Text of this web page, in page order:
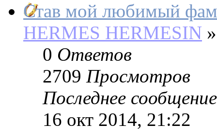
Став мой любимый
HERMES HERMESIN »
0 Ответов
2709 Просмотров
Последнее сообщение
16 окт 2014, 21:22